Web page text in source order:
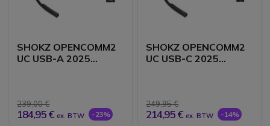
SHOKZ OPENCOMM2
UC USB-A 2025
239,00 €
184,95 € ex. BTW -23%
SHOKZ OPENCOMM2
UC USB-C 2025
249,95 €
214,95 € ex. BTW -14%